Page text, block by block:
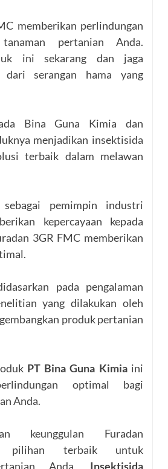
memberikan perlindungan
pertanian Anda.
ini sekarang dan jaga
dari serangan hama yang
Bina Guna Kimia dan
menjadikan insektisida
terbaik dalam melawan
pemimpin industri
kepercayaan kepada
3GR FMC memberikan
pada pengalaman
yang dilakukan oleh
produk pertanian
PT Bina Guna Kimiaini
optimal bagi
Anda.
keunggulan Furadan
pilihan terbaik untuk
Anda. Insektisida